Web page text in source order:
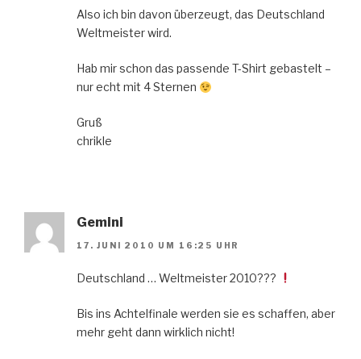
Also ich bin davon überzeugt, das Deutschland
Weltmeister wird.
Hab mir schon das passende T-Shirt gebastelt –
nur echt mit 4 Sternen
Gruß
chrikle
Gemini
17. JUNI 2010 UM 16:25 UHR
Deutschland … Weltmeister 2010???
Bis ins Achtelfinale werden sie es schaffen, aber
mehr geht dann wirklich nicht!